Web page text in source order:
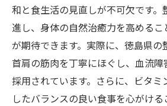
和と食生活の見直しが不可欠です。
進し、身体の自然治癒力を高める
が期待できます。実際に、徳島県の
首肩の筋肉を丁寧にほぐし、血流
採用されています。さらに、ビタ
したバランスの良い食事を心がけ